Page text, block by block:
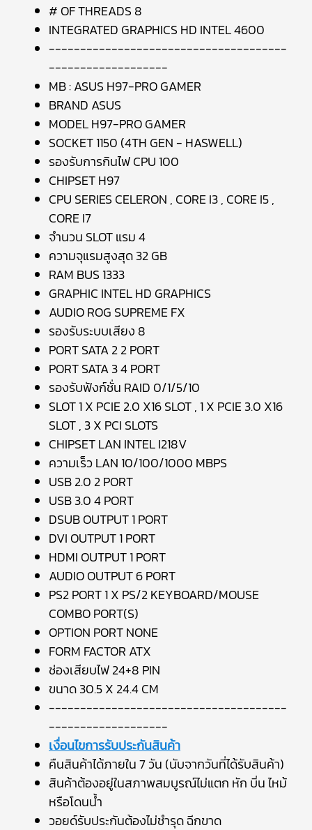
# OF THREADS 8
INTEGRATED GRAPHICS HD INTEL 4600
--------------------------------------
-------------------
MB : ASUS H97-PRO GAMER
BRAND ASUS
MODEL H97-PRO GAMER
SOCKET 1150 (4TH GEN - HASWELL)
รองรับการกินไฟ CPU 100
CHIPSET H97
CPU SERIES CELERON , CORE I3 , CORE I5 ,
CORE I7
จำนวน SLOT แรม 4
ความจุแรมสูงสุด 32 GB
RAM BUS 1333
GRAPHIC INTEL HD GRAPHICS
AUDIO ROG SUPREME FX
รองรับระบบเสียง 8
PORT SATA 2 2 PORT
PORT SATA 3 4 PORT
รองรับฟังก์ชั่น RAID 0/1/5/10
SLOT 1 X PCIE 2.0 X16 SLOT , 1 X PCIE 3.0 X16
SLOT , 3 X PCI SLOTS
CHIPSET LAN INTEL I218V
ความเร็ว LAN 10/100/1000 MBPS
USB 2.0 2 PORT
USB 3.0 4 PORT
DSUB OUTPUT 1 PORT
DVI OUTPUT 1 PORT
HDMI OUTPUT 1 PORT
AUDIO OUTPUT 6 PORT
PS2 PORT 1 X PS/2 KEYBOARD/MOUSE
COMBO PORT(S)
OPTION PORT NONE
FORM FACTOR ATX
ช่องเสียบไฟ 24+8 PIN
ขนาด 30.5 X 24.4 CM
--------------------------------------
-------------------
เงื่อนไขการรับประกันสินค้า
คืนสินค้าได้ภายใน 7 วัน (นับจากวันที่ได้รับสินค้า)
สินค้าต้องอยู่ในสภาพสมบูรณ์ไม่แตก หัก บิ่น ไหม้
หรือโดนน้ำ
วอยด์รับประกันต้องไม่ชำรุด ฉีกขาด